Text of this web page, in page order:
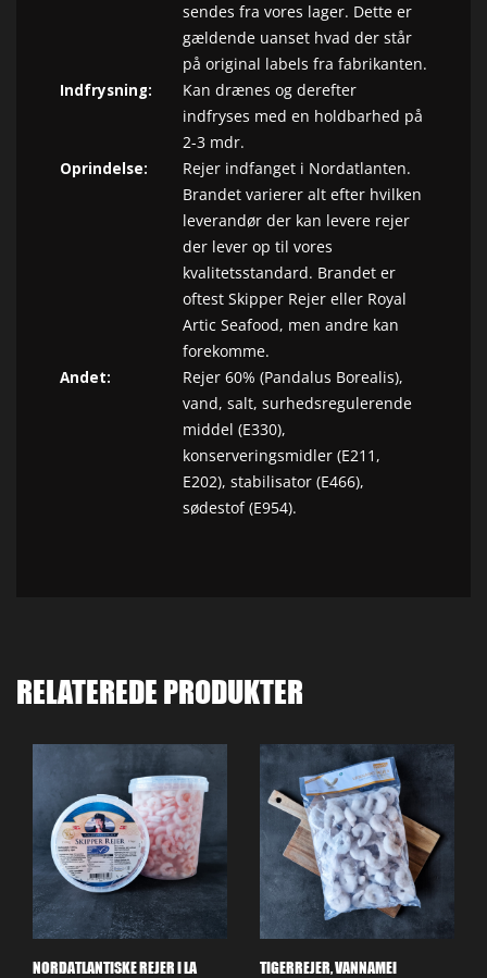
sendes fra vores lager. Dette er
gældende uanset hvad der står
på original labels fra fabrikanten.
Indfrysning:
Kan drænes og derefter
indfryses med en holdbarhed på
2-3 mdr.
Oprindelse:
Rejer indfanget i Nordatlanten.
Brandet varierer alt efter hvilken
leverandør der kan levere rejer
der lever op til vores
kvalitetsstandard. Brandet er
oftest Skipper Rejer eller Royal
Artic Seafood, men andre kan
forekomme.
Andet:
Rejer 60% (Pandalus Borealis),
vand, salt, surhedsregulerende
middel (E330),
konserveringsmidler (E211,
E202), stabilisator (E466),
sødestof (E954).
RELATEREDE PRODUKTER
NORDATLANTISKE REJER I LA TIGERREJER, VANNAMEI